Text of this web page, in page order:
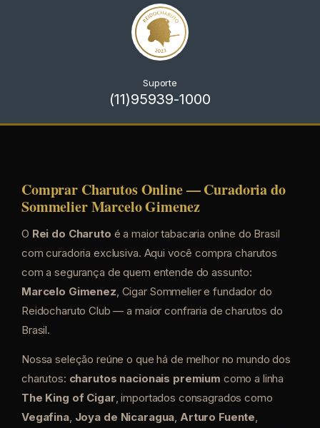
Suporte
(11)95939-1000
Comprar Charutos Online — Curadoria do
Sommelier Marcelo Gimenez
O Rei do Charuto é a maior tabacaria online do Brasil
com curadoria exclusiva. Aqui você compra charutos
com a segurança de quem entende do assunto:
Marcelo Gimenez , Cigar Sommelier e fundador do
Reidocharuto Club — a maior confraria de charutos do
Brasil.
Nossa seleção reúne o que há de melhor no mundo dos
charutos: charutos nacionais premium como a linha
The King of Cigar , importados consagrados como
Vegafina, Joya de Nicaragua Arturo Fuente